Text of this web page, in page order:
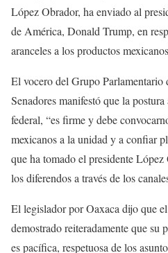
López Obrador, ha enviado al
de América, Donald Trump, en
aranceles a los productos
El vocero del Grupo Parlamentario
Senadores manifestó que la
federal, “es firme y debe
mexicanos a la unidad y a confiar
que ha tomado el presidente
los diferendos a través de los
El legislador por Oaxaca dijo que
demostrado reiteradamente que
es pacífica, respetuosa de los